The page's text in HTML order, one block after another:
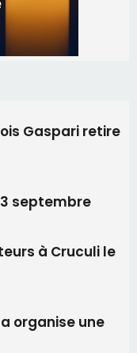
Gaspari retire
septembre
à Cruculi le
organise une